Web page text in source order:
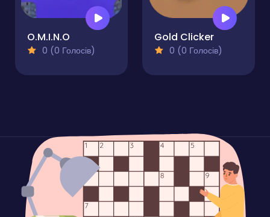
O.M.I.N.O
0 (0 Голосів)
Gold Clicker
0 (0 Голосів)